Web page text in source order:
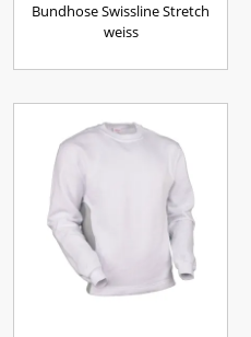
Bundhose Swissline Stretch
weiss